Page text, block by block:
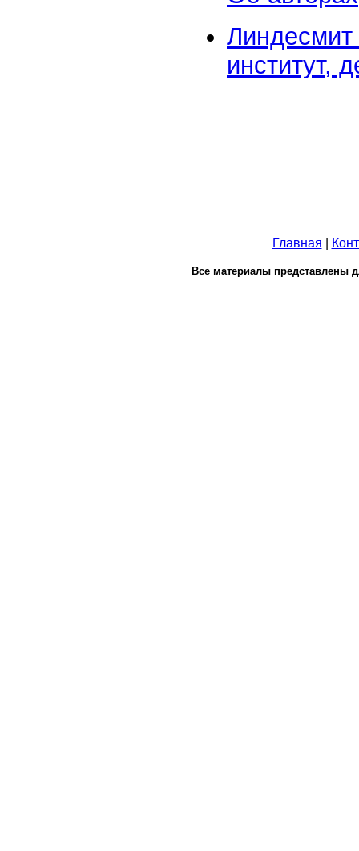
Линдесмит
институт,
Главная
Все материалы представлены